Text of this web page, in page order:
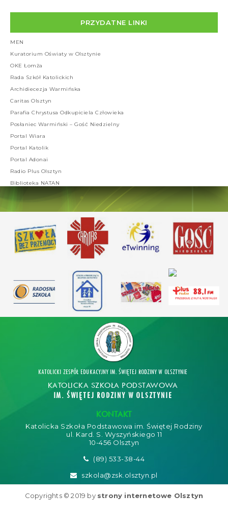
PRZYDATNE LINKI
MEN
Kuratorium Oświaty w Olsztynie
OKE Łomża
Rada Szkół Katolickich
Archidiecezja Warmińska
Caritas Olsztyn
Parafia Chrystusa Odkupiciela Człowieka
Posłaniec Warmiński – Gość Niedzielny
Portal Wiara
Portal Katolik
Portal Adonai
Radio Plus Olsztyn
Biblioteka NATAN
KATOLICKI ZESPÓŁ EDUKACYJNY IM. ŚWIĘTEJ RODZINY W OLSZTYNIE
KATOLICKA SZKOŁA PODSTAWOWA
IM. ŚWIĘTEJ RODZINY W OLSZTYNIE
KONTAKT
Katolicka Szkoła Podstawowa im. Świętej Rodziny
ul. Kard. S. Wyszyńskiego 11
10-456 Olsztyn
(89) 533-38-44
szkola@zsk.olsztyn.pl
Copyrights © 2019 by strony internetowe Olsztyn